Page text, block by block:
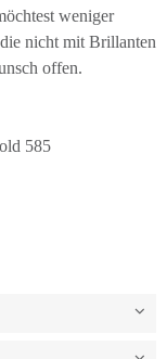
weniger
nicht mit Brillanten
offen.
585